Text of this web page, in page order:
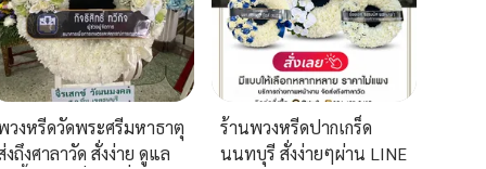
วงหรีดวัดพระศรีมหาธาตุ
งถึงศาลาวัด สั่งง่าย ดูแล
ร้านพวงหรีดปากเกร็ด
นนทบุรี สั่งง่ายๆผ่าน LINE